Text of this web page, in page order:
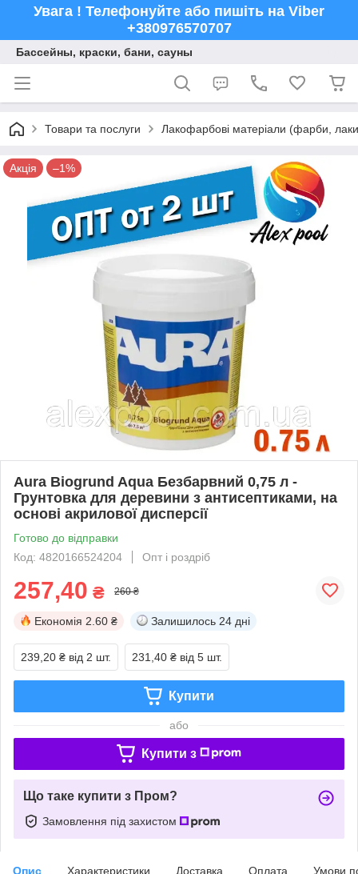
Увага ! Телефонуйте або пишіть на Viber
+380976570707
Бассейны, краски, бани, сауны
Товари та послуги Лакофарбові матеріали (фарби,
Акція –1%
Aura Biogrund Aqua Безбарвний 0,75 л -
Грунтовка для деревини з антисептиками, на
основі акрилової дисперсії
Готово до відправки
Код: 4820166524204
Опт і роздріб
257,40 ₴ 260 ₴
Економія 2.60 ₴ Залишилось 24 дні
239,20 ₴ від 2 шт. 231,40 ₴ від 5 шт.
Купити
або
Купити з
Що таке купити з Пром?
Замовлення під захистом
Опис Характеристики Доставка Оплата Умови